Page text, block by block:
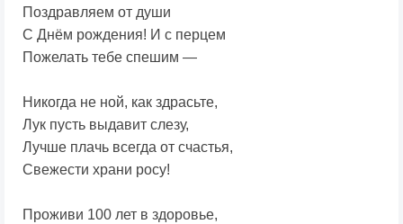
Поздравляем от души
С Днём рождения! И с перцем
Пожелать тебе спешим —
Никогда не ной, как здрасьте,
Лук пусть выдавит слезу,
Лучше плачь всегда от счастья,
Свежести храни росу!
Проживи 100 лет в здоровье,